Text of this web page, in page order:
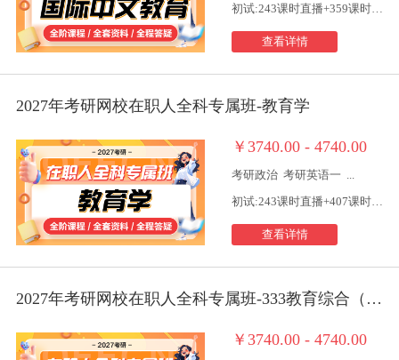
初试:243课时直播+359课时视频
查看详情
2027年考研网校在职人全科专属班-教育学
￥3740.00 - 4740.00
考研政治 考研英语一
初试:243课时直播+407课时视频
查看详情
2027年考研网校在职人全科专属班-333教育综合（统考）
￥3740.00 - 4740.00